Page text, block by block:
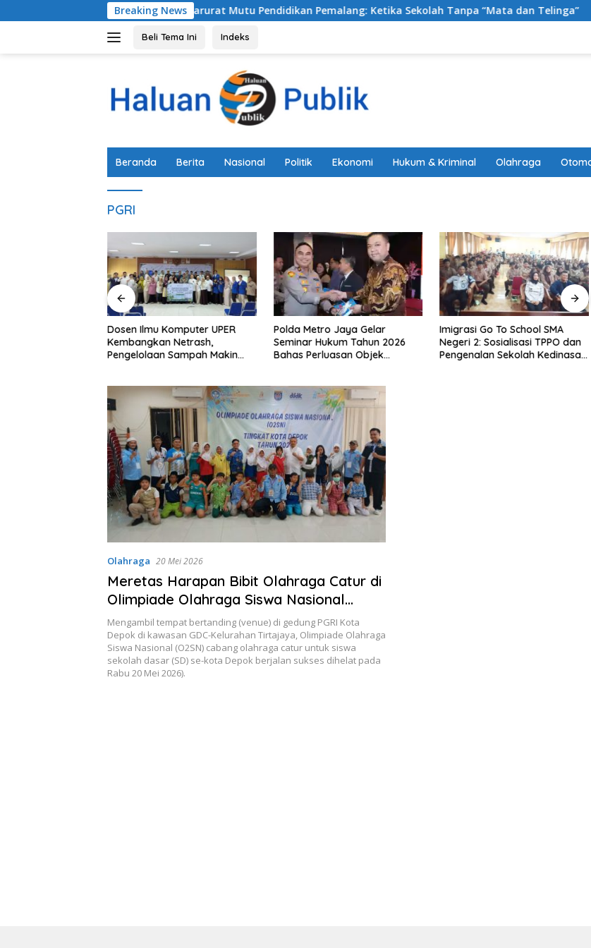
ke
Breaking News
Alarm Darurat Mutu Pendidikan Pemalang: Ketika Sekolah Tanpa “Mata dan Telinga”
Beli Tema Ini Indeks
Beranda Berita Nasional Politik Ekonomi Hukum & Kriminal Olahraga
PGRI
Dosen Ilmu Komputer UPER
Kembangkan Netrash,
Pengelolaan Sampah Makin
Polda Metro Jaya Gelar
Seminar Hukum Tahun 2026
Bahas Perluasan Objek
Imigrasi Go To School SMA
Negeri 2: Sosialisasi TPPO dan
Pengenalan Sekolah Kedinasan
Olahraga 20 Mei 2026
Meretas Harapan Bibit Olahraga Catur di
Olimpiade Olahraga Siswa Nasional
Tahun 2026
Mengambil tempat bertanding (venue) di gedung PGRI Kota
Depok di kawasan GDC-Kelurahan Tirtajaya, Olimpiade Olahraga
Siswa Nasional (O2SN) cabang olahraga catur untuk siswa
sekolah dasar (SD) se-kota Depok berjalan sukses dihelat pada
Rabu 20 Mei 2026).